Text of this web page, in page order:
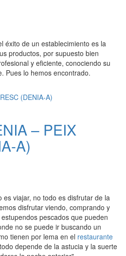
éxito de un establecimiento es la
productos, por supuesto bien
y eficiente, conociendo su
Pues lo hemos encontrado.
– PEIX
A)
es viajar, no todo es disfrutar de la
disfrutar viendo, comprando y
pescados que pueden
no se puede ir buscando un
tienen por lema en el restaurante
depende de la astucia y la suerte